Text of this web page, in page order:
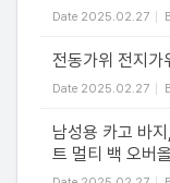
Date 2025.02.27
전동가위 전지
Date 2025.02.27
남성용 카고 바
트 멀티 백 오버